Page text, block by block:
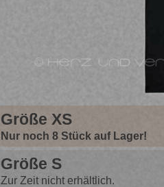
Größe XS
Nur noch 8 Stück auf Lager!
Größe S
Zur Zeit nicht erhältlich.